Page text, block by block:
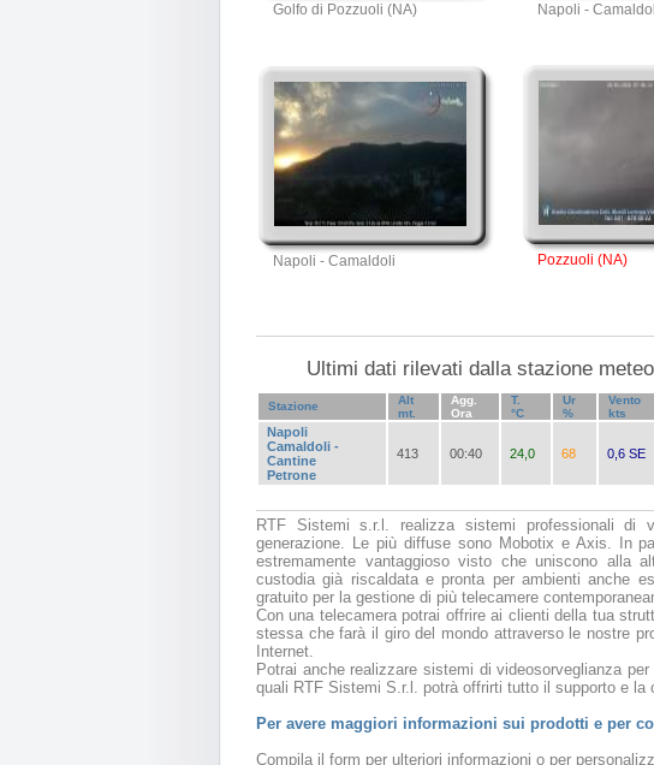
Golfo di Pozzuoli (NA) Napoli -
Napoli - Camaldoli Pozzuoli (NA)
Ultimi dati rilevati dalla stazione
Stazione
Alt
mt.
Agg.
Ora
T.
°C
Ur
%
Vento
kts
Napoli
Camaldoli -
Cantine
Petrone
413 00:40 24,0 68 0,6 SE
RTF Sistemi s.r.l. realizza sistemi professionali di
generazione. Le più diffuse sono Mobotix e Axis. In
estremamente vantaggioso visto che uniscono alla
custodia già riscaldata e pronta per ambienti anche
gratuito per la gestione di più telecamere
Con una telecamera potrai offrire ai clienti della tua
stessa che farà il giro del mondo attraverso le nostre
Internet.
Potrai anche realizzare sistemi di videosorveglianza
quali RTF Sistemi S.r.l. potrà offrirti tutto il supporto e la
Per avere maggiori informazioni sui prodotti e per
Compila il form per ulteriori informazioni o per